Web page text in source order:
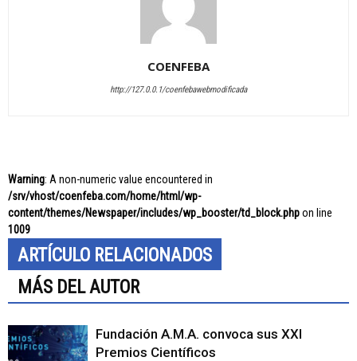
COENFEBA
http://127.0.0.1/coenfebawebmodificada
Warning: A non-numeric value encountered in
/srv/vhost/coenfeba.com/home/html/wp-
content/themes/Newspaper/includes/wp_booster/td_block.phpon line
1009
ARTÍCULO RELACIONADOS
MÁS DEL AUTOR
Fundación A.M.A. convoca sus XXI
Premios Científicos